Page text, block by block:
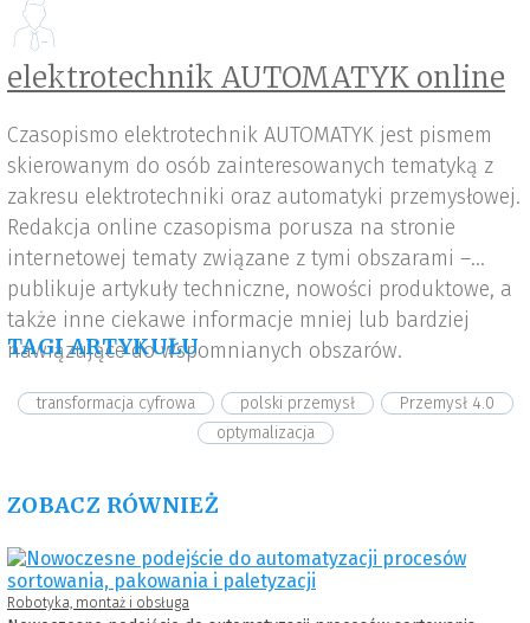
elektrotechnik AUTOMATYK online
Czasopismo elektrotechnik AUTOMATYK jest pismem
skierowanym do osób zainteresowanych tematyką z
zakresu elektrotechniki oraz automatyki przemysłowej.
Redakcja online czasopisma porusza na stronie
internetowej tematy związane z tymi obszarami –
publikuje artykuły techniczne, nowości produktowe, a
także inne ciekawe informacje mniej lub bardziej
nawiązujące do wspomnianych obszarów.
TAGI ARTYKUŁU
transformacja cyfrowa polski przemysł
Przemysł 4.0
optymalizacja
ZOBACZ RÓWNIEŻ
Robotyka, montaż i obsługa